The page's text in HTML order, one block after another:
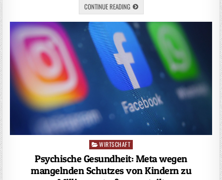
CONTINUE READING
Posted
in
WIRTSCHAFT
Psychische Gesundheit: Meta wegen
mangelnden Schutzes von Kindern zu